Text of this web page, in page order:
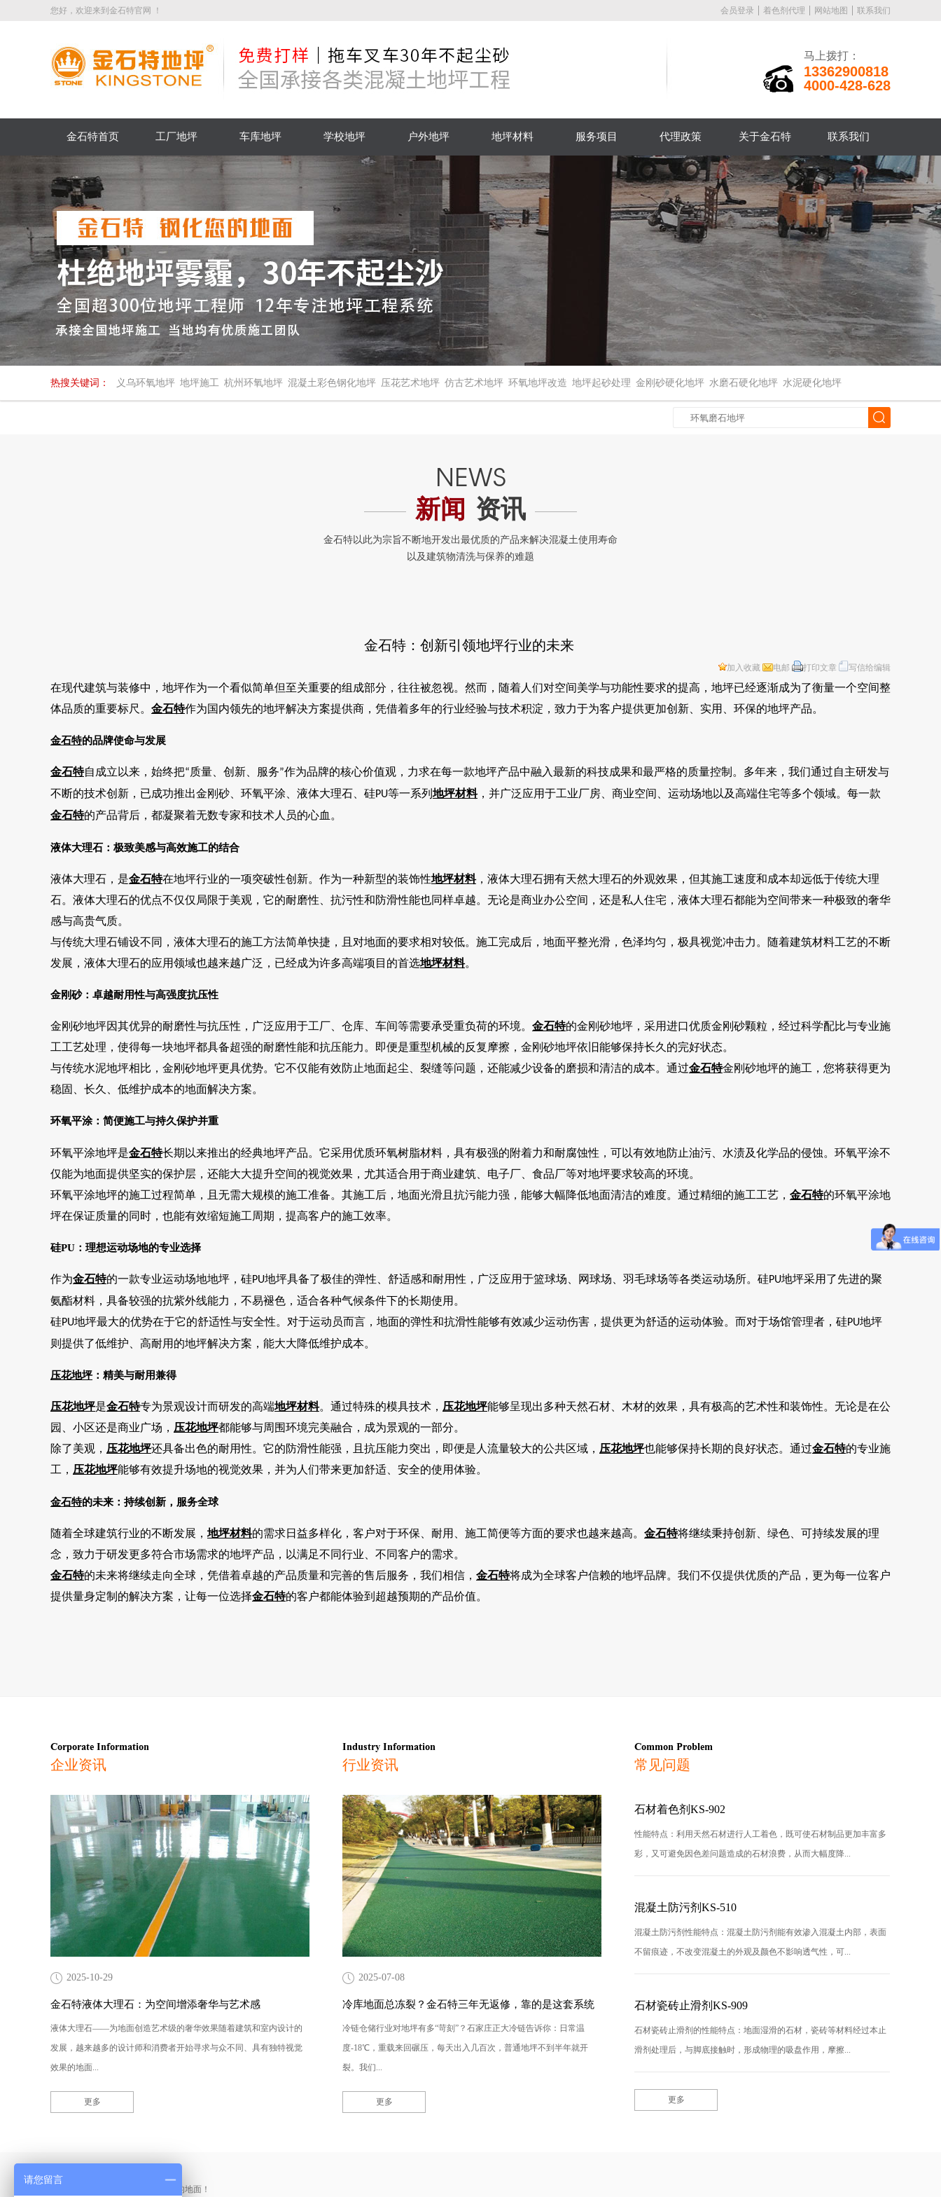
您好，欢迎来到金石特官网 ！ 会员登录 着色剂代理 网站地图 联系我们
马上拨打：
13362900818
4000-428-628
金石特首页 工厂地坪 车库地坪 学校地坪 户外地坪 地坪材料 服务项目 代理政策 关于金石特 联系我们
热搜关键词： 义乌环氧地坪 地坪施工 杭州环氧地坪 混凝土彩色钢化地坪 压花艺术地坪 仿古艺术地坪 环氧地坪改造 地坪起砂处理 金刚砂硬化地坪 水磨石硬化地坪 水泥硬化地坪
新闻 资讯
金石特：创新引领地坪行业的未来
加入收藏 电邮 打印文章 写信给编辑
在现代建筑与装修中，地坪作为一个看似简单但至关重要的组成部分，往往被忽视。然而，随着人们对空间美学与功能性要求的提高，地坪已经逐渐成为了衡量一个空间整
体品质的重要标尺。 金石特作为国内领先的地坪解决方案提供商，凭借着多年的行业经验与技术积淀，致力于为客户提供更加创新、实用、环保的地坪产品。
金石特的品牌使命与发展
金石特自成立以来，始终把“质量、创新、服务”作为品牌的核心价值观，力求在每一款地坪产品中融入最新的科技成果和最严格的质量控制。多年来，我们通过自主研发与
不断的技术创新，已成功推出金刚砂、环氧平涂、液体大理石、硅PU等一系列 地坪材料，并广泛应用于工业厂房、商业空间、运动场地以及高端住宅等多个领域。每一款
金石特的产品背后，都凝聚着无数专家和技术人员的心血。
液体大理石：极致美感与高效施工的结合
液体大理石，是金石特在地坪行业的一项突破性创新。作为一种新型的装饰性地坪材料，液体大理石拥有天然大理石的外观效果，但其施工速度和成本却远低于传统大理
石。液体大理石的优点不仅仅局限于美观，它的耐磨性、抗污性和防滑性能也同样卓越。无论是商业办公空间，还是私人住宅，液体大理石都能为空间带来一种极致的奢华
感与高贵气质。
与传统大理石铺设不同，液体大理石的施工方法简单快捷，且对地面的要求相对较低。施工完成后，地面平整光滑，色泽均匀，极具视觉冲击力。随着建筑材料工艺的不断
发展，液体大理石的应用领域也越来越广泛，已经成为许多高端项目的首选地坪材料。
金刚砂：卓越耐用性与高强度抗压性
金刚砂地坪因其优异的耐磨性与抗压性，广泛应用于工厂、仓库、车间等需要承受重负荷的环境。 金石特的金刚砂地坪，采用进口优质金刚砂颗粒，经过科学配比与专业施
工工艺处理，使得每一块地坪都具备超强的耐磨性能和抗压能力。即便是重型机械的反复摩擦，金刚砂地坪依旧能够保持长久的完好状态。
与传统水泥地坪相比，金刚砂地坪更具优势。它不仅能有效防止地面起尘、裂缝等问题，还能减少设备的磨损和清洁的成本。通过金石特金刚砂地坪的施工，您将获得更为
稳固、长久、低维护成本的地面解决方案。
环氧平涂：简便施工与持久保护并重
环氧平涂地坪是金石特长期以来推出的经典地坪产品。它采用优质环氧树脂材料，具有极强的附着力和耐腐蚀性，可以有效地防止油污、水渍及化学品的侵蚀。环氧平涂不
仅能为地面提供坚实的保护层，还能大大提升空间的视觉效果，尤其适合用于商业建筑、电子厂、食品厂等对地坪要求较高的环境。
环氧平涂地坪的施工过程简单，且无需大规模的施工准备。其施工后，地面光滑且抗污能力强，能够大幅降低地面清洁的难度。通过精细的施工工艺， 金石特的环氧平涂地
坪在保证质量的同时，也能有效缩短施工周期，提高客户的施工效率。
硅PU：理想运动场地的专业选择
作为金石特的一款专业运动场地地坪，硅PU地坪具备了极佳的弹性、舒适感和耐用性，广泛应用于篮球场、网球场、羽毛球场等各类运动场所。硅PU地坪采用了先进的聚
氨酯材料，具备较强的抗紫外线能力，不易褪色，适合各种气候条件下的长期使用。
硅PU地坪最大的优势在于它的舒适性与安全性。对于运动员而言，地面的弹性和抗滑性能够有效减少运动伤害，提供更为舒适的运动体验。而对于场馆管理者，硅PU地坪
则提供了低维护、高耐用的地坪解决方案，能大大降低维护成本。
压花地坪：精美与耐用兼得
压花地坪是金石特专为景观设计而研发的高端地坪材料。通过特殊的模具技术， 压花地坪能够呈现出多种天然石材、木材的效果，具有极高的艺术性和装饰性。无论是在公
园、小区还是商业广场， 压花地坪都能够与周围环境完美融合，成为景观的一部分。
除了美观， 压花地坪还具备出色的耐用性。它的防滑性能强，且抗压能力突出，即便是人流量较大的公共区域， 压花地坪也能够保持长期的良好状态。通过金石特的专业施
工， 压花地坪能够有效提升场地的视觉效果，并为人们带来更加舒适、安全的使用体验。
金石特的未来：持续创新，服务全球
随着全球建筑行业的不断发展， 地坪材料的需求日益多样化，客户对于环保、耐用、施工简便等方面的要求也越来越高。 金石特将继续秉持创新、绿色、可持续发展的理
念，致力于研发更多符合市场需求的地坪产品，以满足不同行业、不同客户的需求。
金石特的未来将继续走向全球，凭借着卓越的产品质量和完善的售后服务，我们相信， 金石特将成为全球客户信赖的地坪品牌。我们不仅提供优质的产品，更为每一位客户
提供量身定制的解决方案，让每一位选择金石特的客户都能体验到超越预期的产品价值。
Corporate Information
企业资讯
2025-10-29
金石特液体大理石：为空间增添奢华与艺术感
液体大理石——为地面创造艺术级的奢华效果随着建筑和室内设计的
发展，越来越多的设计师和消费者开始寻求与众不同、具有独特视觉
效果的地面...
更多
Industry Information
行业资讯
2025-07-08
冷库地面总冻裂？金石特三年无返修，靠的是这套系统
冷链仓储行业对地坪有多“苛刻”？石家庄正大冷链告诉你：日常温
度-18℃，重载来回碾压，每天出入几百次，普通地坪不到半年就开
裂。我们...
更多
Common Problem
常见问题
石材着色剂KS-902
性能特点：利用天然石材进行人工着色，既可使石材制品更加丰富多
彩，又可避免因色差问题造成的石材浪费，从而大幅度降...
混凝土防污剂KS-510
混凝土防污剂性能特点：混凝土防污剂能有效渗入混凝土内部，表面
不留痕迹，不改变混凝土的外观及颜色不影响透气性，可...
石材瓷砖止滑剂KS-909
石材瓷砖止滑剂的性能特点：地面湿滑的石材，瓷砖等材料经过本止
滑剂处理后，与脚底接触时，形成物理的吸盘作用，摩擦...
更多
产品采购直通车
做中国最硬的地坪，金石特钢化您的地面！
请您留言